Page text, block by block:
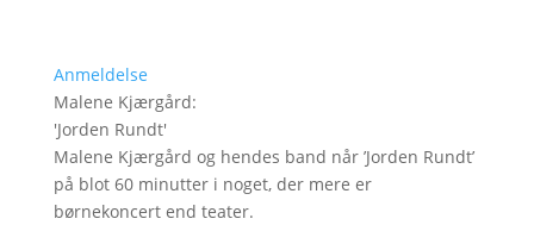
Anmeldelse
Malene Kjærgård:
'Jorden Rundt'
Malene Kjærgård og hendes band når ’Jorden Rundt’
på blot 60 minutter i noget, der mere er
børnekoncert end teater.